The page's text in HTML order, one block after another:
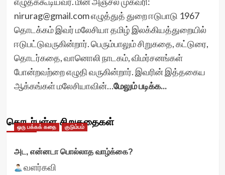
nirurag@gmail.com எழுத்துத் துறை ஈடுபாடு 1967
தொடக்கம் இவர் மலேசியா தமிழ் இலக்கியத்துறையில்
ஈடுபட்டுவருகின்றார். பெரும்பாலும் சிறுகதை, கட்டுரை,
தொடர்கதை, வானொலி நாடகம், விமர்சனங்கள்
போன்றவற்றை எழுதி வருகின்றார். இவரின் இத்தகைய
ஆக்கங்கள் மலேசியாவின்…மேலும் படிக்க...
தொடர்புள்ள சிறுகதைகள்
ஒரு பக்கக் கதை குடும்பம்
அட, என்னடா பொல்லாத வாழ்க்கை?
வளர்கவி